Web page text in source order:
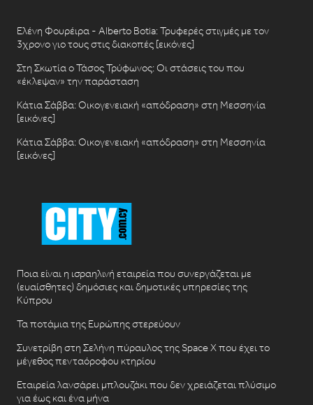
Ελένη Φουρέιρα - Alberto Botia: Τρυφερές στιγμές με τον
3χρονο γιο τους στις διακοπές [εικόνες]
Στη Σκωτία ο Τάσος Τρύφωνος: Οι στάσεις του που
«έκλεψαν» την παράσταση
Κάτια Σάββα: Οικογενειακή «απόδραση» στη Μεσσηνία
[εικόνες]
Κάτια Σάββα: Οικογενειακή «απόδραση» στη Μεσσηνία
[εικόνες]
Ποια είναι η ισραηλινή εταιρεία που συνεργάζεται με
(ευαίσθητες) δημόσιες και δημοτικές υπηρεσίες της
Κύπρου
Τα ποτάμια της Ευρώπης στερεύουν
Συνετρίβη στη Σελήνη πύραυλος της Space X που έχει το
μέγεθος πενταόροφου κτηρίου
Εταιρεία λανσάρει μπλουζάκι που δεν χρειάζεται πλύσιμο
για έως και ένα μήνα